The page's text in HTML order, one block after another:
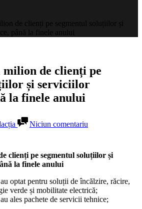
de clienți pe segmentul soluțiilor și
până la finele anului
milion de clienți pe
și serviciilor
la finele anului
Niciun comentariuE.ON
milion
pe
segmentul
soluțiilor
clienți pe segmentul soluțiilor și
la finele anului
optat pentru soluții de încălzire, răcire,
verde și mobilitate electrică;
ales pachete de servicii tehnice;